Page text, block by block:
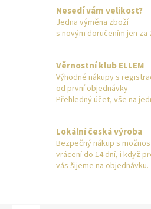
Nesedí vám velikost?
Jedna výměna zboží
s novým doručením jen za
Věrnostní klub ELLEM
Výhodné nákupy s
od první objednávky
Přehledný účet, vše na
Lokální česká výroba
Bezpečný nákup s
vrácení do 14 dní, i když
vás šijeme na objednávku.